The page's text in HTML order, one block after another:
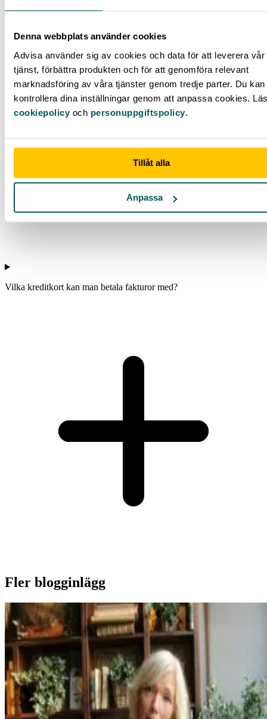
Denna webbplats använder cookies
Advisa använder sig av cookies och data för att leverera vår
tjänst, förbättra produkten och för att genomföra relevant
marknadsföring av våra tjänster genom tredje parter. Du
kontrollera dina inställningar genom att anpassa cookies.
cookiepolicyoch personuppgiftspolicy.
Tillåt alla
Anpassa
Vilka kreditkort kan man betala fakturor med?
Fler blogginlägg